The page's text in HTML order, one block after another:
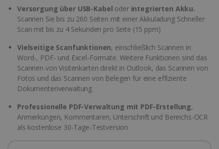
Versorgung über USB-Kabel oder integrierten Akku.
Scannen Sie bis zu 260 Seiten mit einer Akkuladung Schneller
Scan mit bis zu 4 Sekunden pro Seite (15 ppm)
Vielseitige Scanfunktionen, einschließlich Scannen in
Word-, PDF- und Excel-Formate. Weitere Funktionen sind das
Scannen von Visitenkarten direkt in Outlook, das Scannen von
Fotos und das Scannen von Belegen für eine effiziente
Dokumentenverwaltung.
Professionelle PDF-Verwaltung mit PDF-Erstellung,
Anmerkungen, Kommentaren, Unterschrift und Bereichs-OCR
als kostenlose 30-Tage-Testversion